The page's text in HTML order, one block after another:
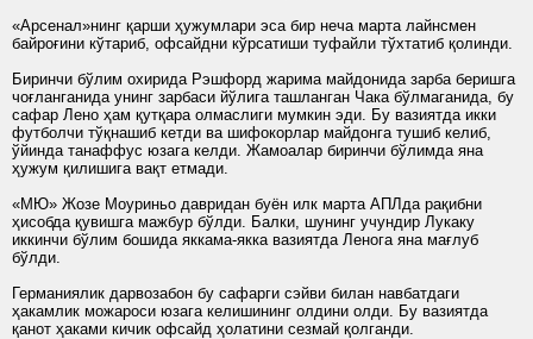
«Арсенал»нинг қарши ҳужумлари эса бир неча марта лайнсмен
байроғини кўтариб, офсайдни кўрсатиши туфайли тўхтатиб қолинди.
Биринчи бўлим охирида Рэшфорд жарима майдонида зарба беришга
чоғланганида унинг зарбаси йўлига ташланган Чака бўлмаганида, бу
сафар Лено ҳам қутқара олмаслиги мумкин эди. Бу вазиятда икки
футболчи тўқнашиб кетди ва шифокорлар майдонга тушиб келиб,
ўйинда танаффус юзага келди. Жамоалар биринчи бўлимда яна
ҳужум қилишига вақт етмади.
«МЮ» Жозе Моуриньо давридан буён илк марта АПЛда рақибни
ҳисобда қувишга мажбур бўлди. Балки, шунинг учундир Лукаку
иккинчи бўлим бошида яккама-якка вазиятда Ленога яна мағлуб
бўлди.
Германиялик дарвозабон бу сафарги сэйви билан навбатдаги
ҳакамлик можароси юзага келишининг олдини олди. Бу вазиятда
қанот ҳаками кичик офсайд ҳолатини сезмай қолганди.